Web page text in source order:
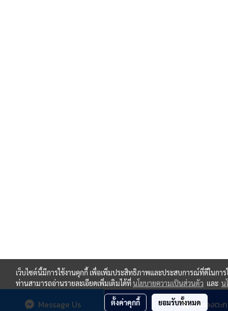
เพิ่มลงตะ
Message Us
เว็บไซต์นี้มีการใช้งานคุกกี้ เพื่อเพิ่มประสิทธิภาพและประสบการณ์ที่ดีในการ
ท่านสามารถอ่านรายละเอียดเพิ่มเติมได้ที่นโยบายความเป็นส่วนตัว และ น
ตั้งค่าคุกกี้ ยอมรับทั้งหมด